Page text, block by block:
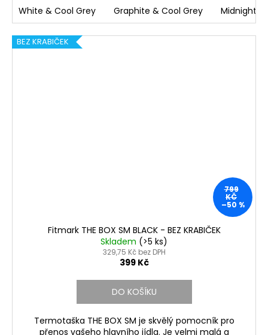
White & Cool Grey Graphite & Cool Grey Midnight
BEZ KRABIČEK
799
KČ
–50 %
Fitmark THE BOX SM BLACK - BEZ KRABIČEK
Skladem (>5 ks)
329,75 Kč bez DPH
399 Kč
DO KOŠÍKU
Termotaška THE BOX SM je skvělý pomocník pro
přenos vašeho hlavního jídla. Je velmi malá a